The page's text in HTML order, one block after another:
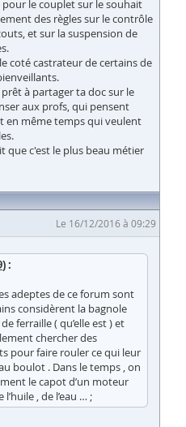
pour le couplet sur le souhait
des règles sur le contrôle
et sur la suspension de
coté castrateur de certains de
à partager ta doc sur le
aux profs, qui pensent
en même temps qui veulent
que c'est le plus beau métier
Le 16/12/2016 à 09:29
) :
adeptes de ce forum sont
considèrent la bagnole
ferraille ( qu’elle est ) et
chercher des
pour faire rouler ce qui leur
boulot . Dans le temps , on
le capot d’un moteur
, de l’eau … ;